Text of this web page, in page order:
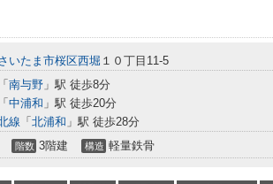
いたま市桜区西堀 １０丁目11-5
「 南与野 」駅 徒歩8分
「 中浦和 」駅 徒歩20分
線 「 北浦和 」駅 徒歩28分
階数 3階建 構造 軽量鉄骨